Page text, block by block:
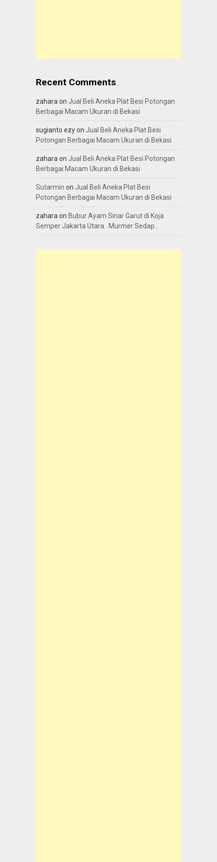
Recent Comments
zaharaon Jual Beli Aneka Plat Besi Potongan
Berbagai Macam Ukuran di Bekasi
sugianto ezyon Jual Beli Aneka Plat Besi
Potongan Berbagai Macam Ukuran di Bekasi
zaharaon Jual Beli Aneka Plat Besi Potongan
Berbagai Macam Ukuran di Bekasi
Sutarmin on Jual Beli Aneka Plat Besi
Potongan Berbagai Macam Ukuran di Bekasi
zaharaon Bubur Ayam Sinar Garut di Koja
Semper Jakarta Utara.. Murmer Sedap..